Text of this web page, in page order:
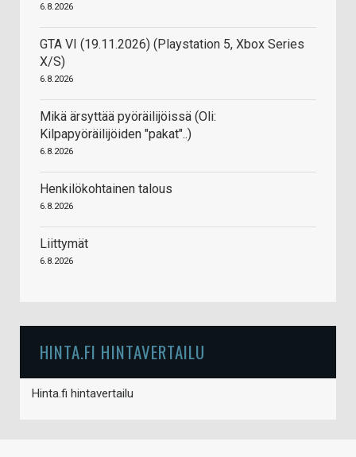
6.8.2026
GTA VI (19.11.2026) (Playstation 5, Xbox Series
X/S)
6.8.2026
Mikä ärsyttää pyöräilijöissä (Oli:
Kilpapyöräilijöiden "pakat"..)
6.8.2026
Henkilökohtainen talous
6.8.2026
Liittymät
6.8.2026
HINTA.FI HINTAVERTAILU
Hinta.fi hintavertailu